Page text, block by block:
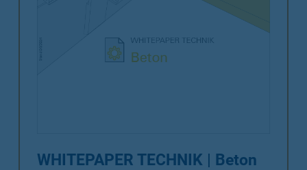
WHITEPAPER TECHNIK | Beton